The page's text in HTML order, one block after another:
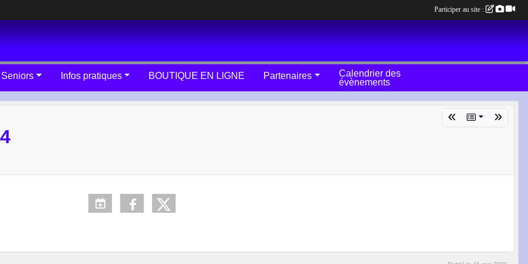
Seniors Infos pratiques BOUTIQUE EN LIGNE Partenaires
Calendrier des
évènements
Participer au site :